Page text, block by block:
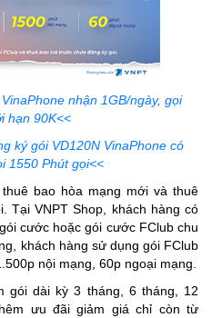
nhận 1GB/ngày, gọi
hạn 90K<<
ký gói VD120N VinaPhone có
1550 Phút gọi<<
bao hòa mạng mới và thuê
Tại VNPT Shop, khách hàng có
cước hoặc gói cước FClub chu
khách hàng sử dụng gói FClub
nội mạng, 60p ngoại mạng.
gói dài kỳ 3 tháng, 6 tháng, 12
ưu đãi giảm giá chỉ còn từ